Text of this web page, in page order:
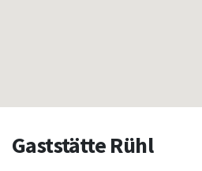
Gaststätte Rühl